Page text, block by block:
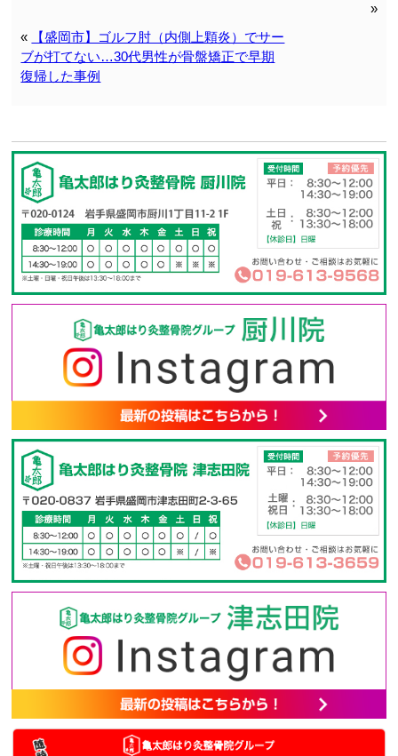
»
«
【盛岡市】ゴルフ肘（内側上顆炎）でサー
ブが打てない…30代男性が骨盤矯正で早期
復帰した事例